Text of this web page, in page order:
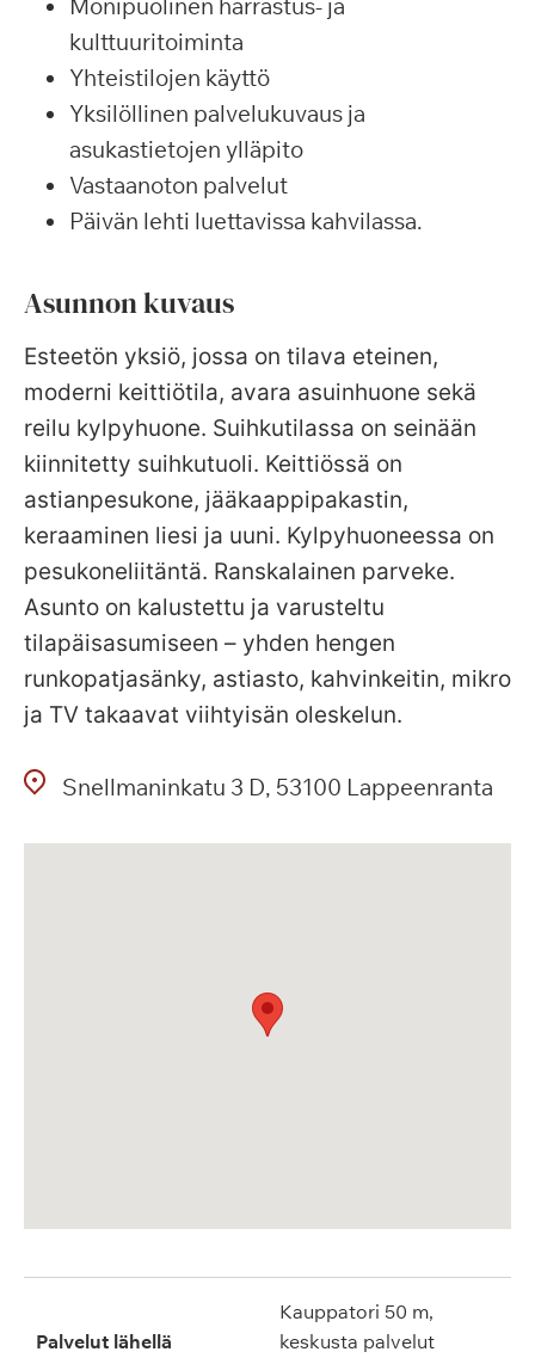
Monipuolinen harrastus- ja
kulttuuritoiminta
Yhteistilojen käyttö
Yksilöllinen palvelukuvaus ja
asukastietojen ylläpito
Vastaanoton palvelut
Päivän lehti luettavissa kahvilassa.
Asunnon kuvaus
Esteetön yksiö, jossa on tilava eteinen,
moderni keittiötila, avara asuinhuone sekä
reilu kylpyhuone. Suihkutilassa on seinään
kiinnitetty suihkutuoli. Keittiössä on
astianpesukone, jääkaappipakastin,
keraaminen liesi ja uuni. Kylpyhuoneessa on
pesukoneliitäntä. Ranskalainen parveke.
Asunto on kalustettu ja varusteltu
tilapäisasumiseen – yhden hengen
runkopatjasänky, astiasto, kahvinkeitin, mikro
ja TV takaavat viihtyisän oleskelun.
Snellmaninkatu 3 D 53100 Lappeenranta
Palvelut lähellä
Kauppatori 50 m,
keskusta palvelut